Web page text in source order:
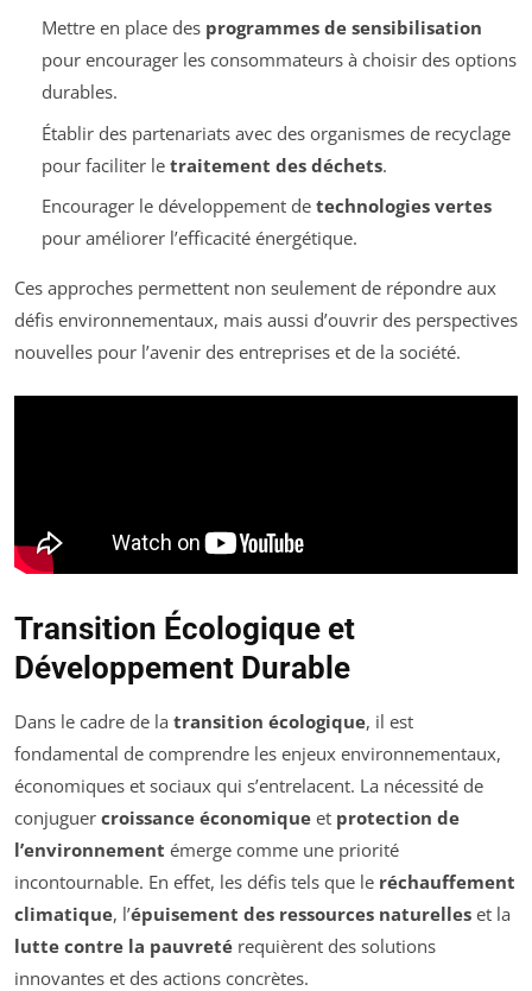
Mettre en place des programmes de sensibilisation
pour encourager les consommateurs à choisir des options
durables.
Établir des partenariats avec des organismes de recyclage
pour faciliter le traitement des déchets.
Encourager le développement de technologies vertes
pour améliorer l’efficacité énergétique.
Ces approches permettent non seulement de répondre aux
défis environnementaux, mais aussi d’ouvrir des perspectives
nouvelles pour l’avenir des entreprises et de la société.
Transition Écologique et
Développement Durable
Dans le cadre de la transition écologique, il est
fondamental de comprendre les enjeux environnementaux,
économiques et sociaux qui s’entrelacent. La nécessité de
conjuguer croissance économique et protection de
l’environnement émerge comme une priorité
incontournable. En effet, les défis tels que le réchauffement
climatique, l’épuisement des ressources naturelles et la
lutte contre la pauvreté requièrent des solutions
innovantes et des actions concrètes.